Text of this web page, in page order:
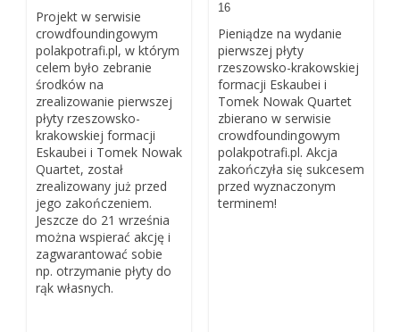
Projekt w serwisie
crowdfoundingowym
polakpotrafi.pl, w którym
celem było zebranie
środków na
zrealizowanie pierwszej
płyty rzeszowsko-
krakowskiej formacji
Eskaubei i Tomek Nowak
Quartet, został
zrealizowany już przed
jego zakończeniem.
Jeszcze do 21 września
można wspierać akcję i
zagwarantować sobie
np. otrzymanie płyty do
rąk własnych.
16
Pieniądze na wydanie
pierwszej płyty
rzeszowsko-krakowskiej
formacji Eskaubei i
Tomek Nowak Quartet
zbierano w serwisie
crowdfoundingowym
polakpotrafi.pl. Akcja
zakończyła się sukcesem
przed wyznaczonym
terminem!